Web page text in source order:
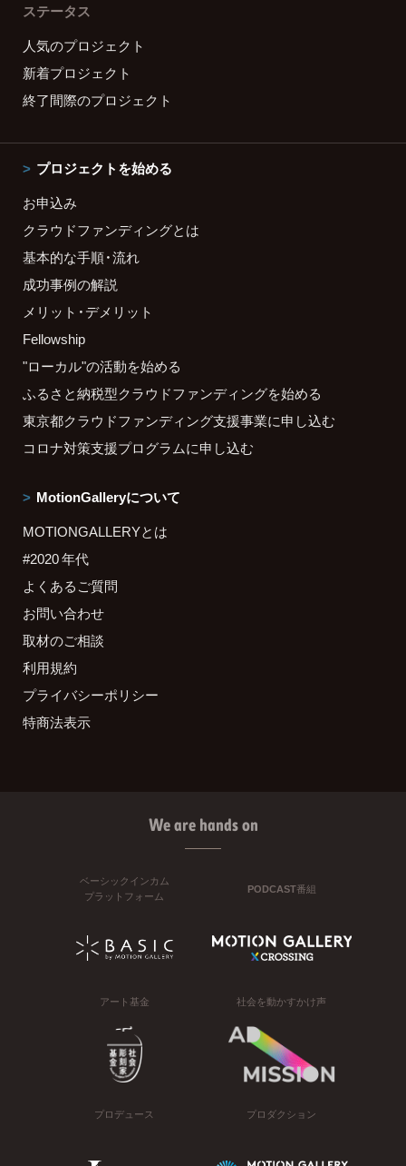
ステータス
人気のプロジェクト
新着プロジェクト
終了間際のプロジェクト
プロジェクトを始める
お申込み
クラウドファンディングとは
基本的な手順・流れ
成功事例の解説
メリット・デメリット
Fellowship
"ローカル"の活動を始める
ふるさと納税型クラウドファンディングを始める
東京都クラウドファンディング支援事業に申し込む
コロナ対策支援プログラムに申し込む
MotionGalleryについて
MOTIONGALLERYとは
#2020 年代
よくあるご質問
お問い合わせ
取材のご相談
利用規約
プライバシーポリシー
特商法表示
We are hands on
ベーシックインカム
プラットフォーム
PODCAST番組
アート基金 社会を動かすかけ声
プロデュース プロダクション